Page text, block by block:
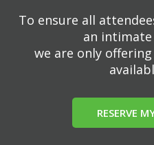
To ensure all
an
we are only
RESERVE